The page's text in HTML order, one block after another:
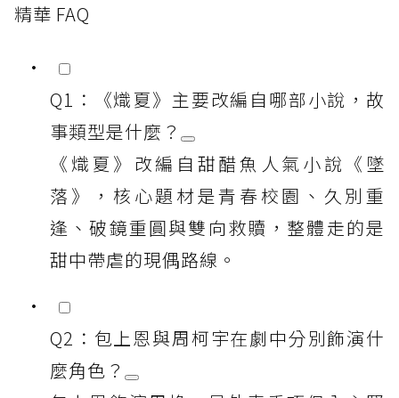
精華 FAQ
Q1：《熾夏》主要改編自哪部小說，故
事類型是什麼？
《熾夏》改編自甜醋魚人氣小說《墜
落》，核心題材是青春校園、久別重
逢、破鏡重圓與雙向救贖，整體走的是
甜中帶虐的現偶路線。
Q2：包上恩與周柯宇在劇中分別飾演什
麼角色？